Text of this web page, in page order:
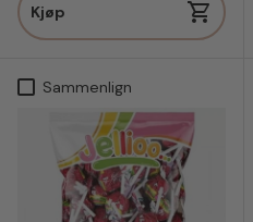
Kjøp
Sammenlign